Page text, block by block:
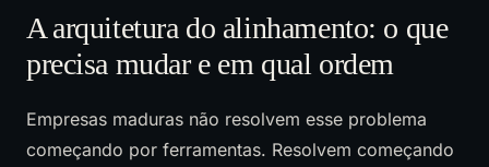
A arquitetura do alinhamento: o que
precisa mudar e em qual ordem
Empresas maduras não resolvem esse problema
começando por ferramentas. Resolvem começando